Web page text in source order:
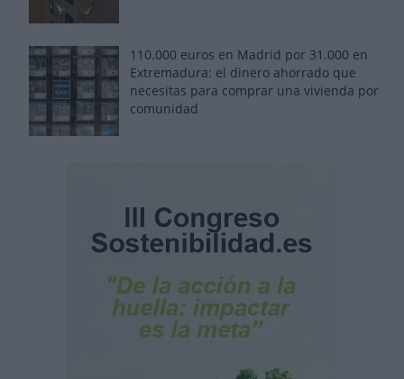
110.000 euros en Madrid por 31.000 en
Extremadura: el dinero ahorrado que
necesitas para comprar una vivienda por
comunidad